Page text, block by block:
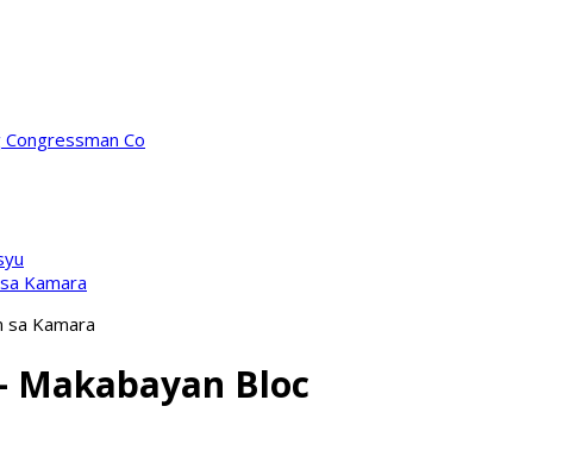
Co
Kamara
sa Kamara
Makabayan Bloc